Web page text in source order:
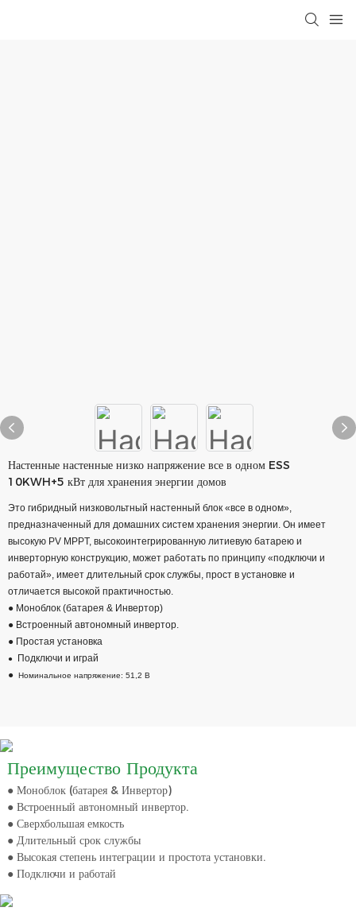
Настенные настенные низко напряжение все в одном ESS
10KWH+5 кВт для хранения энергии домов
Это гибридный низковольтный настенный блок «все в одном»,
предназначенный для домашних систем хранения энергии. Он имеет
высокую PV MPPT, высокоинтегрированную литиевую батарею и
инверторную конструкцию, может работать по принципу «подключи и
работай», имеет длительный срок службы, прост в установке и
отличается высокой практичностью.
● Моноблок (батарея & Инвертор)
● Встроенный автономный инвертор.
● Простая установка
●
Подключи и играй
● Номинальное напряжение: 51,2 В
Преимущество Продукта
● Моноблок (батарея & Инвертор)
● Встроенный автономный инвертор.
● Сверхбольшая емкость
● Длительный срок службы
● Высокая степень интеграции и простота установки.
● Подключи и работай